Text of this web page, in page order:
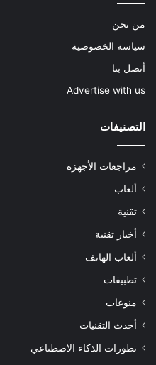
من نحن
سياسة الخصوصية
أتصل بنا
Advertise with us
التصنيفات
مراجعات الأجهزة
ألعاب
تقنية
أخبار تقنية
ألعاب الهاتف
تطبيقات
منوعات
أحدث التقنيات
تطورات الذكاء الاصطناعي